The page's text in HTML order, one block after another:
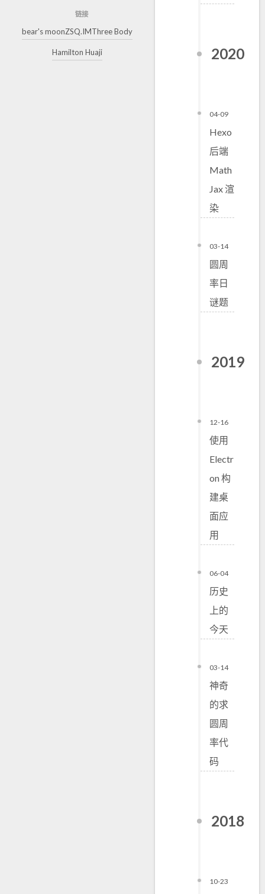
链接
bear's moonZSQ.IMThree Body
Hamilton Huaji 2020
04-09
Hexo
后端
Math
Jax 渲
染
03-14
圆周
率日
谜题
2019
12-16
使用
Electr
on 构
建桌
面应
用
06-04
历史
上的
今天
03-14
神奇
的求
圆周
率代
码
2018
10-23